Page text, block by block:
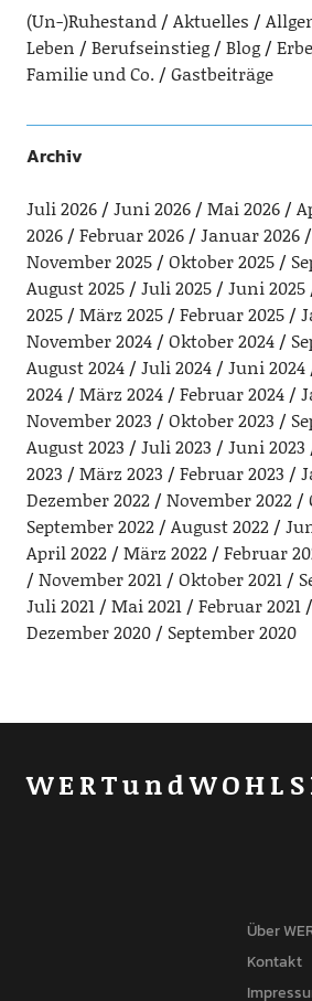
(Un-)Ruhestand Aktuelles
Leben
Berufseinstieg Blog
Familie und Co.
Gastbeiträge
Archiv
Juli 2026 Juni 2026 Mai 2026
2026
Februar 2026 Januar 2026
November 2025
Oktober 2025
August 2025
Juli 2025 Juni 2025
2025
März 2025 Februar 2025
November 2024
Oktober 2024
August 2024
Juli 2024 Juni 2024
2024
März 2024 Februar 2024
November 2023
Oktober 2023
August 2023
Juli 2023 Juni 2023
2023
März 2023 Februar 2023
Dezember 2022
November 2022
September 2022
August 2022
April 2022
März 2022 Februar
November 2021
Oktober 2021
Juli 2021
Mai 2021 Februar 2021
Dezember 2020
September 2020
Über
Kontakt